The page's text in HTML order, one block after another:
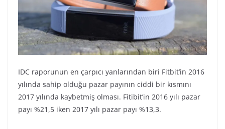
IDC raporunun en çarpıcı yanlarından biri Fitbit’in 2016
yılında sahip olduğu pazar payının ciddi bir kısmını
2017 yılında kaybetmiş olması. Fitibit’in 2016 yılı pazar
payı %21,5 iken 2017 yılı pazar payı %13,3.